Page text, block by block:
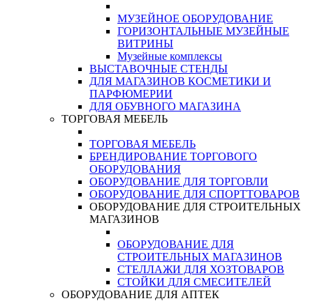
МУЗЕЙНОЕ ОБОРУДОВАНИЕ
ГОРИЗОНТАЛЬНЫЕ МУЗЕЙНЫЕ
ВИТРИНЫ
Музейные комплексы
ВЫСТАВОЧНЫЕ СТЕНДЫ
ДЛЯ МАГАЗИНОВ КОСМЕТИКИ И
ПАРФЮМЕРИИ
ДЛЯ ОБУВНОГО МАГАЗИНА
ТОРГОВАЯ МЕБЕЛЬ
ТОРГОВАЯ МЕБЕЛЬ
БРЕНДИРОВАНИЕ ТОРГОВОГО
ОБОРУДОВАНИЯ
ОБОРУДОВАНИЕ ДЛЯ ТОРГОВЛИ
ОБОРУДОВАНИЕ ДЛЯ СПОРТТОВАРОВ
ОБОРУДОВАНИЕ ДЛЯ СТРОИТЕЛЬНЫХ
МАГАЗИНОВ
ОБОРУДОВАНИЕ ДЛЯ
СТРОИТЕЛЬНЫХ МАГАЗИНОВ
СТЕЛЛАЖИ ДЛЯ ХОЗТОВАРОВ
СТОЙКИ ДЛЯ СМЕСИТЕЛЕЙ
ОБОРУДОВАНИЕ ДЛЯ АПТЕК